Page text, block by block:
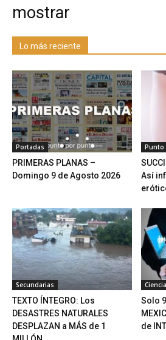
mostrar
Lo más reciente
Portadas
PRIMERAS PLANAS –
Domingo 9 de Agosto 2026
Punto
Así
Secundarias
TEXTO ÍNTEGRO: Los
DESASTRES NATURALES
DESPLAZAN a MÁS de 1
Solo
de